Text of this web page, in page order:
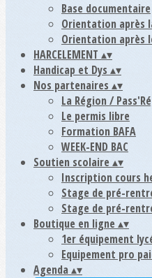
Base documentaire
Orientation après
Orientation après
HARCELEMENT ▴▾
Handicap et Dys ▴▾
Nos partenaires ▴▾
La Région /
Le permis libre
Formation BAFA
WEEK-END BAC
Soutien scolaire▴▾
Inscription cours
Stage de pré-
Stage de pré-
Boutique en ligne▴▾
1er équipement
Equipement pro
Agenda▴▾